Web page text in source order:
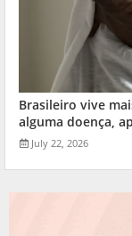
Brasileiro vive
alguma doença,
July 22, 2026